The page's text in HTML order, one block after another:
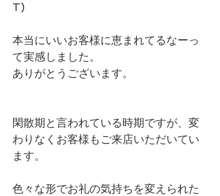
T)
本当にいいお客様に恵まれてるなーっ
て実感しました。
ありがとうございます。
閑散期と言われている時期ですが、変
わりなくお客様もご来店いただいてい
ます。
色々な形でお礼の気持ちを変えられた